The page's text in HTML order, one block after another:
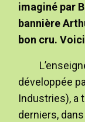
imaginé par
bannière
bon cru.
développée
Industries), a
derniers,